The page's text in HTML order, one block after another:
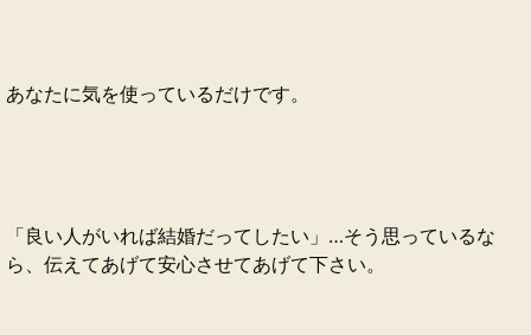
あなたに気を使っているだけです。
「良い人がいれば結婚だってしたい」…そう思っているな
ら、伝えてあげて安心させてあげて下さい。